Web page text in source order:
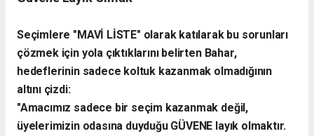
​Seçimlere "MAVİ LİSTE" olarak katılarak bu sorunları
çözmek için yola çıktıklarını belirten Bahar,
hedeflerinin sadece koltuk kazanmak olmadığının
altını çizdi:
"Amacımız sadece bir seçim kazanmak değil,
üyelerimizin odasına duyduğu GÜVENE layık olmaktır.